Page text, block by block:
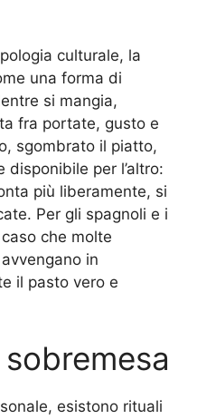
culturale, la
una forma di
si mangia,
fra portate, gusto e
sgombrato il piatto,
per l’altro:
più liberamente, si
Per gli spagnoli e i
che molte
in
il pasto vero e
esistono rituali